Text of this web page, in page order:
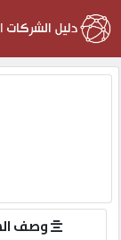
التسجيلوصف